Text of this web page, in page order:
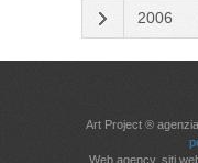
2006
Art Project ®
Web agency, siti